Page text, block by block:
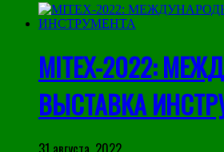
MITEX-2022:
ВЫСТАВКА